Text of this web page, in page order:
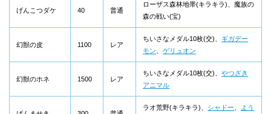
げんこつダケ 40 普通
ローザス森林地帯(キラキラ)、魔族の
森の戦い(宝)
幻獣の皮 1100 レア
ちいさなメダル10枚(交)、 ギガデー
モン 、ゲリュオン
幻獣のホネ 1500 レア
ちいさなメダル10枚(交)、やつざき
アニマル
ラオ荒野(キラキラ)、 シャドー よう